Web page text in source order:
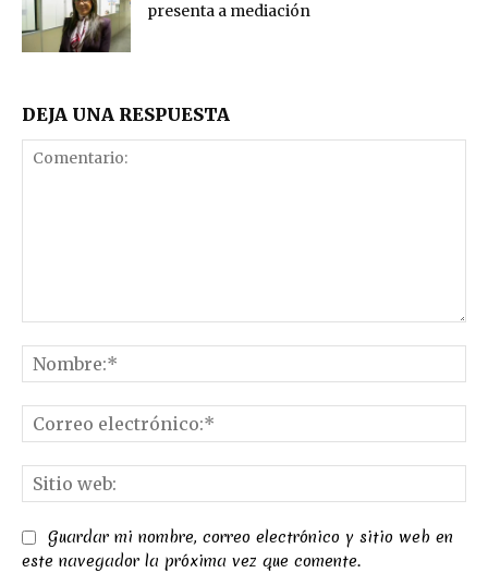
presenta a mediación
DEJA UNA RESPUESTA
Guardar mi nombre, correo electrónico y sitio web en
este navegador la próxima vez que comente.